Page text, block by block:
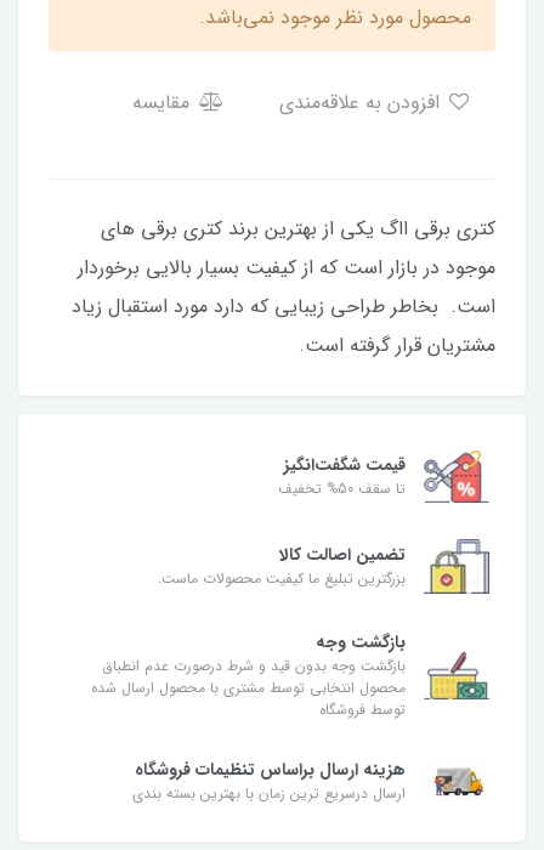
محصول مورد نظر موجود نمی‌باشد.
مقایسه
کتری برقی ااگ یکی از بهترین برند کتری برقی های
موجود در بازار است که از کیفیت بسیار بالایی برخوردار
است. بخاطر طراحی زیبایی که دارد مورد استقبال زیاد
مشتریان قرار گرفته است.
قیمت شگفت‌انگیز
تا سقف 50% تخفیف
تضمین اصالت کالا
بزرگترین تبلیغ ما کیفیت محصولات ماست.
بازگشت وجه
بازگشت وجه بدون قید و شرط درصورت عدم انطباق
محصول انتخابی توسط مشتری با محصول ارسال شده
توسط فروشگاه
هزینه ارسال براساس تنظیمات فروشگاه
ارسال درسریع ترین زمان با بهترین بسته بندی